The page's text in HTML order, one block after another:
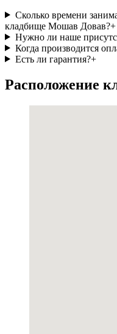
Сколько времени
кладбище Мошав Довав?+
Нужно ли наше
Когда производится
Есть ли гарантия?+
Расположение